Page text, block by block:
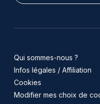
Qui sommes-nous ?
Infos légales / Affiliation
Cookies
Modifier mes choix de